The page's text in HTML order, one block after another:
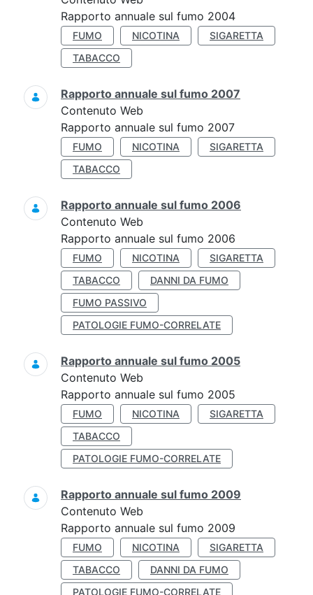
Rapporto annuale sul fumo 2004
FUMO NICOTINA
SIGARETTA
TABACCO
Rapporto annuale sul fumo 2007
Contenuto Web
Rapporto annuale sul fumo 2007
FUMO NICOTINA
SIGARETTA
TABACCO
Rapporto annuale sul fumo 2006
Contenuto Web
Rapporto annuale sul fumo 2006
FUMO NICOTINA
SIGARETTA
TABACCO
DANNI DA FUMO
FUMO PASSIVO
PATOLOGIE FUMO-CORRELATE
Rapporto annuale sul fumo 2005
Contenuto Web
Rapporto annuale sul fumo 2005
FUMO NICOTINA
SIGARETTA
TABACCO
PATOLOGIE FUMO-CORRELATE
Rapporto annuale sul fumo 2009
Contenuto Web
Rapporto annuale sul fumo 2009
FUMO NICOTINA
SIGARETTA
TABACCO
DANNI DA FUMO
PATOLOGIE FUMO-CORRELATE